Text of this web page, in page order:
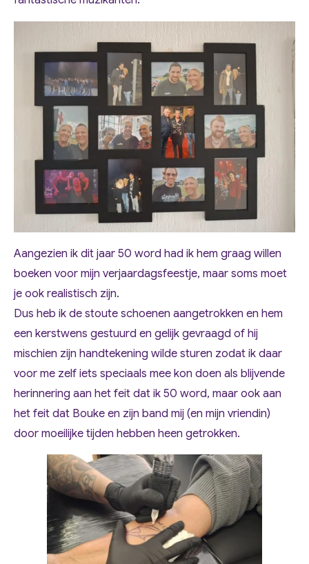
Aangezien ik dit jaar 50 word had ik hem graag willen
boeken voor mijn verjaardagsfeestje, maar soms moet
je ook realistisch zijn.
Dus heb ik de stoute schoenen aangetrokken en hem
een kerstwens gestuurd en gelijk gevraagd of hij
mischien zijn handtekening wilde sturen zodat ik daar
voor me zelf iets speciaals mee kon doen als blijvende
herinnering aan het feit dat ik 50 word, maar ook aan
het feit dat Bouke en zijn band mij (en mijn vriendin)
door moeilijke tijden hebben heen getrokken.